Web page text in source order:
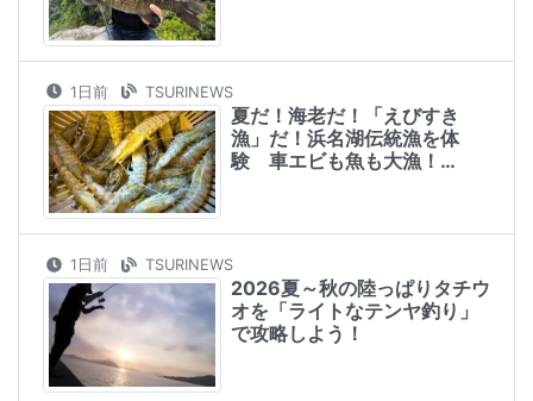
1日前 TSURINEWS
夏だ！海老だ！「えびすき
漁」だ！浜名湖伝統漁を体
験 車エビも魚も大漁！…
1日前 TSURINEWS
2026夏～秋の陸っぱりタチウ
オを「ライトなテンヤ釣り」
で攻略しよう！